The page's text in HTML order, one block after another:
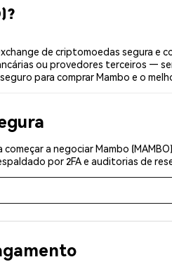
de criptomoedas segura
ou provedores terceiros —
para comprar Mambo e o
começar a negociar Mambo
por 2FA e auditorias de